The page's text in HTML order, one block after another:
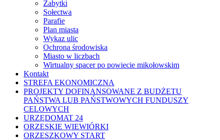
Zabytki
Sołectwa
Parafie
Plan miasta
Wykaz ulic
Ochrona środowiska
Miasto w liczbach
Wirtualny spacer po powiecie mikołowskim
Kontakt
STREFA EKONOMICZNA
PROJEKTY DOFINANSOWANE Z BUDŻETU
PAŃSTWA LUB PAŃSTWOWYCH FUNDUSZY
CELOWYCH
URZĘDOMAT 24
ORZESKIE WIEWIÓRKI
ORZESZKOWY START